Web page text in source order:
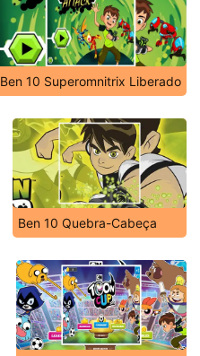
Ben 10 Superomnitrix Liberado
Ben 10 Quebra-Cabeça